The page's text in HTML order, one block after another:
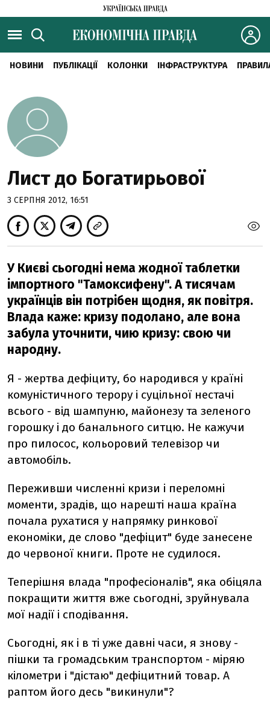
НОВИНИ ПУБЛІКАЦІЇ КОЛОНКИ ІНФРАСТРУКТУРА
Лист до Богатирьової
3 СЕРПНЯ 2012, 16:51
У Києві сьогодні нема жодної таблетки
імпортного "Тамоксифену". А тисячам
українців він потрібен щодня, як повітря.
Влада каже: кризу подолано, але вона
забула уточнити, чию кризу: свою чи
народну.
Я - жертва дефіциту, бо народився у країні
комуністичного терору і суцільної нестачі
всього - від шампуню, майонезу та зеленого
горошку і до банального ситцю. Не кажучи
про пилосос, кольоровий телевізор чи
автомобіль.
Переживши численні кризи і переломні
моменти, зрадів, що нарешті наша країна
почала рухатися у напрямку ринкової
економіки, де слово "дефіцит" буде занесене
до червоної книги. Проте не судилося.
Теперішня влада "професіоналів", яка обіцяла
покращити життя вже сьогодні, зруйнувала
мої надії і сподівання.
Сьогодні, як і в ті уже давні часи, я знову -
пішки та громадським транспортом - міряю
кілометри і "дістаю" дефіцитний товар. А
раптом його десь "викинули"?